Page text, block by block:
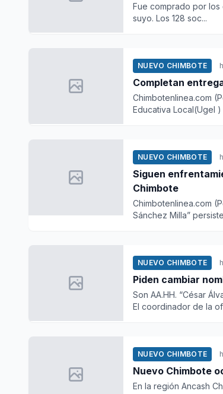
Fue comprado por los
suyo. Los 128 soc...
NUEVO CHIMBOTE
Completan
Chimbotenlinea.com
Educativa Local(Ugel )
NUEVO CHIMBOTE
Siguen
Chimbote
Chimbotenlinea.com
Sánchez Milla”
NUEVO CHIMBOTE
Piden cambiar
Son AA.HH. “César
El coordinador de la
NUEVO CHIMBOTE
Nuevo Chimbote
En la región Ancash